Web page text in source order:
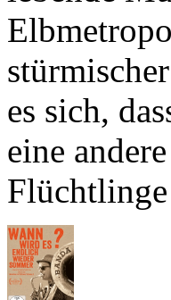
es sich,
eine andere
Flüchtlinge